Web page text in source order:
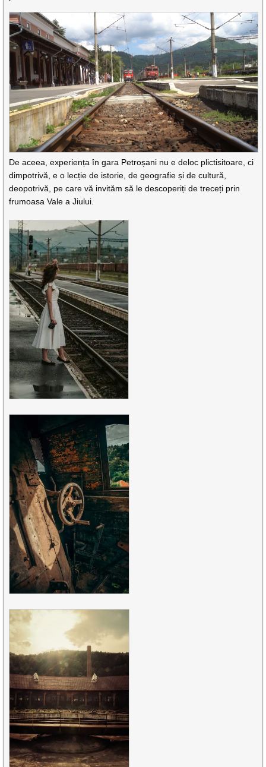
De aceea, experiența în gara Petroșani nu e deloc plictisitoare, ci
dimpotrivă, e o lecție de istorie, de geografie și de cultură,
deopotrivă, pe care vă invităm să le descoperiți de treceți prin
frumoasa Vale a Jiului.